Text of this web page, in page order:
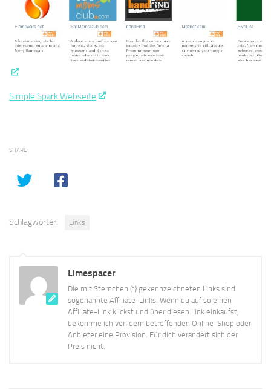
Simple Spark Webseite
SHARE
Schlagwörter: Links
Limespacer
Die mit Sternchen (*) gekennzeichneten Links sind
sogenannte Affiliate-Links. Wenn du auf so einen
Affiliate-Link klickst und über diesen Link einkaufst,
bekomme ich von dem betreffenden Online-Shop oder
Anbieter eine Provision. Für dich verändert sich der
Preis nicht.